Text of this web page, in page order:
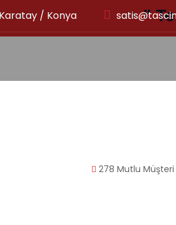
Karatay / Konya "
278 Mutlu Müşteri